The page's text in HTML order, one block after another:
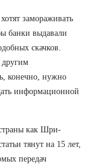
замораживать
банки выдавали
скачков.
другим
конечно, нужно
информационной
как Шри-
тянут на 15 лет,
передач